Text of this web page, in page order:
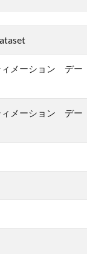
メーション デー
メーション デー